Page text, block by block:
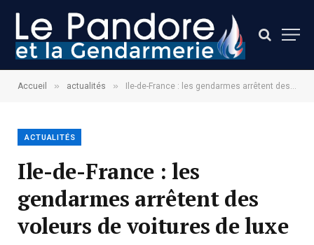
Accueil » actualités » Ile-de-France : les gendarmes arrêtent des voleurs de voitures de luxe
ACTUALITÉS
Ile-de-France : les
gendarmes arrêtent des
voleurs de voitures de luxe